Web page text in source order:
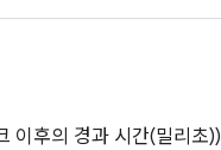
이후의 경과 시간(밀리초